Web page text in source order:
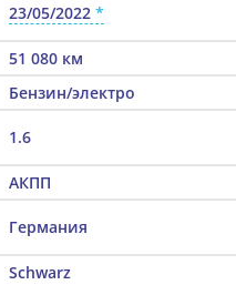
23/05/2022
51 080 км
Бензин/электро
1.6
АКПП
Германия
Schwarz